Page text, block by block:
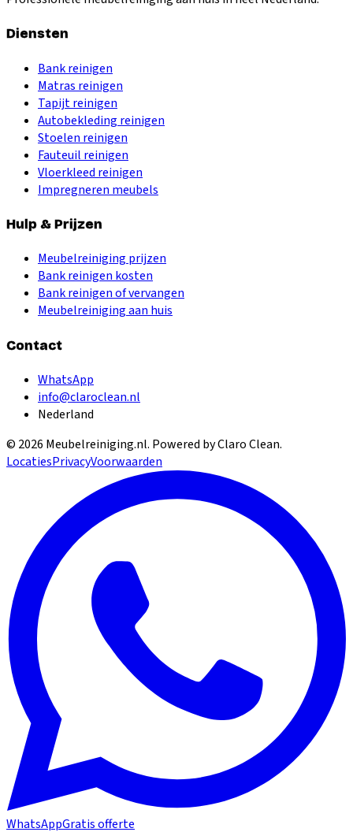
Diensten
Bank reinigen
Matras reinigen
Tapijt reinigen
Autobekleding reinigen
Stoelen reinigen
Fauteuil reinigen
Vloerkleed reinigen
Impregneren meubels
Hulp & Prijzen
Meubelreiniging prijzen
Bank reinigen kosten
Bank reinigen of vervangen
Meubelreiniging aan huis
Contact
WhatsApp
info@claroclean.nl
Nederland
© 2026 Meubelreiniging.nl. Powered by Claro Clean.
LocatiesPrivacyVoorwaarden
WhatsAppGratis offerte